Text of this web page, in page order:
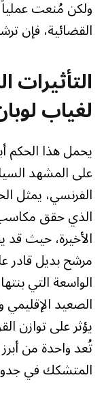
ولكن مُنعت
القضائية، فإن
التأثيرات
لغياب
يحمل هذا الحكم
على المشهد
الفرنسي، يمثل
الذي حقق مكاسب
الأخيرة، حيث
مرشح بديل قادر
الواسعة التي
الصعيد
يؤثر على توازن
تُعد واحدة من أبرز
المتشكك في